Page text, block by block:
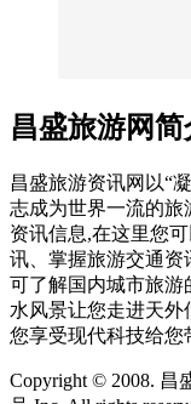
昌盛旅游网简
昌盛旅游资讯网以“
志成为世界一流的旅
资讯信息,在这里您
讯、掌握旅游交通资
可了解国内城市旅游
水风景让您走进天
您享受现代科技给您
Copyright © 2008. 昌